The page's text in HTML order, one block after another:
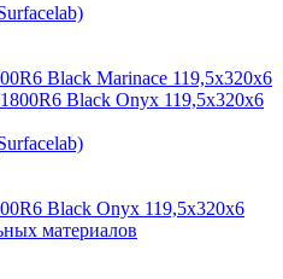
Black Marinace 119,5x320х6
Black Onyx 119,5x320х6
материалов